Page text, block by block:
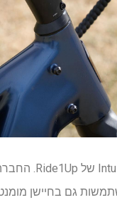
גם בחיישן